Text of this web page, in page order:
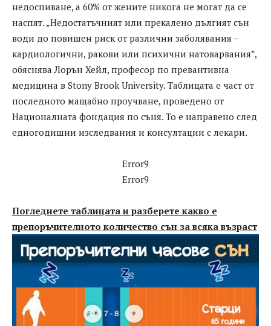
недоспиване, а 60% от жените никога не могат да се
наспят. „Недостатъчният или прекалено дългият сън
води до повишен риск от различни заболявания –
кардиологични, ракови или психични натоварвания”,
обяснява Лорън Хейл, професор по превантивна
медицина в Stony Brook University. Таблицата е част от
последното мащабно проучване, проведено от
Националната фондация по съня. То е направено след
едногодишни изследвания и консултации с лекари.
Error9
Error9
Погледнете таблицата и разберете какво е
препоръчителното количество сън за всяка възраст